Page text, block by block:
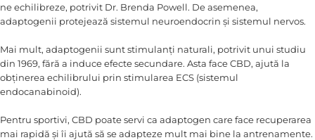
ne echilibreze, potrivit Dr. Brenda Powell. De asemenea,
adaptogenii protejează sistemul neuroendocrin și sistemul nervos.
Mai mult, adaptogenii sunt stimulanți naturali, potrivit unui studiu
din 1969, fără a induce efecte secundare. Asta face CBD, ajută la
obținerea echilibrului prin stimularea ECS (sistemul
endocanabinoid).
Pentru sportivi, CBD poate servi ca adaptogen care face recuperarea
mai rapidă și îi ajută să se adapteze mult mai bine la antrenamente.